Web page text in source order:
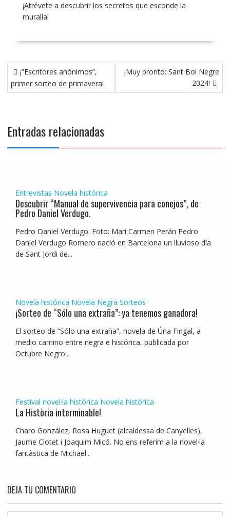
¡Atrévete a descubrir los secretos que esconde la
muralla!
Navegación
de
entradas
¡”Escritores anónimos”,
primer sorteo de primavera!
¡Muy pronto: Sant Boi Negre
2024!
Entradas relacionadas
Entrevistas Novela histórica
Descubrir “Manual de supervivencia para conejos”, de
Pedro Daniel Verdugo.
Pedro Daniel Verdugo. Foto: Mari Carmen Perán Pedro
Daniel Verdugo Romero nació en Barcelona un lluvioso día
de Sant Jordi de...
Novela histórica Novela Negra Sorteos
¡Sorteo de “Sólo una extraña”: ya tenemos ganadora!
El sorteo de “Sólo una extraña”, novela de Úna Fingal, a
medio camino entre negra e histórica, publicada por
Octubre Negro...
Festival novel·la històrica Novela histórica
La Història interminable!
Charo González, Rosa Huguet (alcaldessa de Canyelles),
Jaume Clotet i Joaquim Micó. No ens referim a la novel·la
fantàstica de Michael...
DEJA TU COMENTARIO